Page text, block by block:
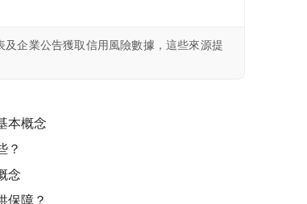
企業公告獲取信用風險數據，這些來源提
本概念
？
念
保障？